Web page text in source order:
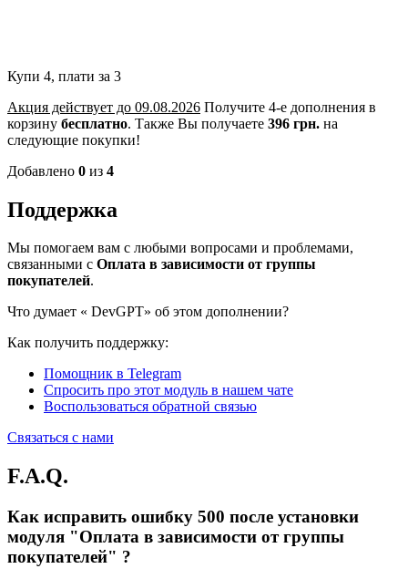
Купи 4, плати за 3
Акция действует до 09.08.2026 Получите 4-е дополнения в
корзину бесплатно. Также Вы получаете 396 грн. на
следующие покупки!
Добавлено 0 из 4
Поддержка
Мы помогаем вам с любыми вопросами и проблемами,
связанными с Оплата в зависимости от группы
покупателей.
Что думает « DevGPT» об этом дополнении?
Как получить поддержку:
Помощник в Telegram
Спросить про этот модуль в нашем чате
Воспользоваться обратной связью
Связаться с нами
F.A.Q.
Как исправить ошибку 500 после установки
модуля "Оплата в зависимости от группы
покупателей" ?